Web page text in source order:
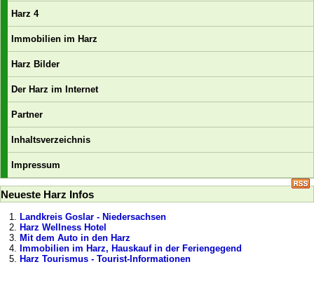
Harz 4
Immobilien im Harz
Harz Bilder
Der Harz im Internet
Partner
Inhaltsverzeichnis
Impressum
Neueste Harz Infos
Landkreis Goslar - Niedersachsen
Harz Wellness Hotel
Mit dem Auto in den Harz
Immobilien im Harz, Hauskauf in der Feriengegend
Harz Tourismus - Tourist-Informationen